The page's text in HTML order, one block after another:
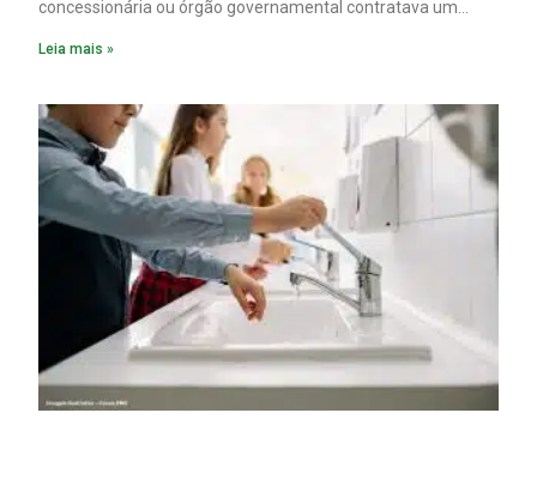
concessionária ou órgão governamental contratava um
Leia mais »